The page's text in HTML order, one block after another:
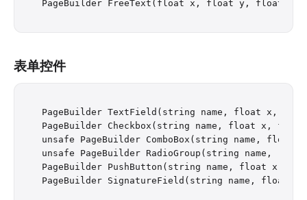
表单控件
PageBuilder TextField(string name, float x,
PageBuilder Checkbox(string name, float x,
unsafe PageBuilder ComboBox(string name,
unsafe PageBuilder RadioGroup(string
PageBuilder PushButton(string name, float